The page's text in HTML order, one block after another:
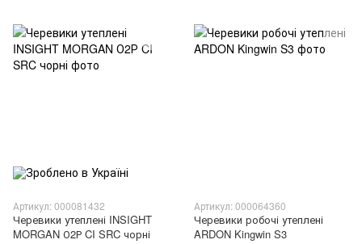
Артикул: 000081432
Черевики утеплені INSIGHT
MORGAN О2Р CI SRC чорні
Артикул: 000064360
Черевики робочі утеплені
ARDON Kingwin S3